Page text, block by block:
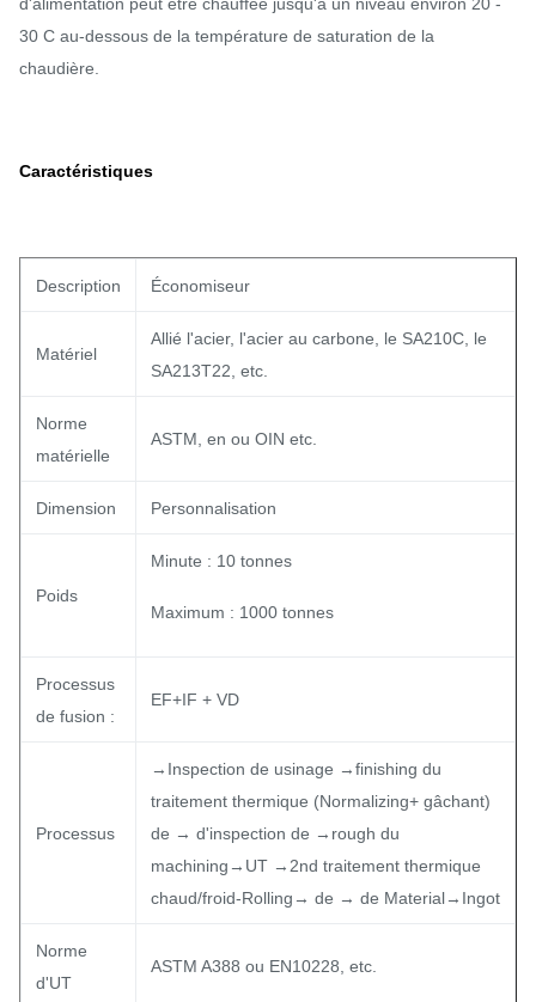
30 C au-dessous de la température de saturation de la
chaudière.
Caractéristiques
Description Économiseur
Matériel
Allié l'acier, l'acier au carbone, le SA210C, le
SA213T22, etc.
Norme
matérielle
ASTM, en ou OIN etc.
Dimension Personnalisation
Poids
Minute : 10 tonnes
Maximum : 1000 tonnes
Processus
de fusion :
EF+IF + VD
Processus
→Inspection de usinage →finishing du
traitement thermique (Normalizing+ gâchant)
de → d'inspection de →rough du
machining→UT →2nd traitement thermique
chaud/froid-Rolling→ de → de Material→Ingot
Norme
d'UT
ASTM A388 ou EN10228, etc.